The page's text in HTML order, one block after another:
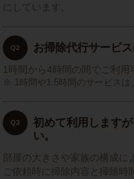
にしています。
Q2 お掃除代行サービ
1時間から4時間の間でご利用
1時間や1.5時間のサービスは
Q3
初めて利用します
い。
部屋の大きさや家族の構成に
ご依頼時に掃除内容と掃除時